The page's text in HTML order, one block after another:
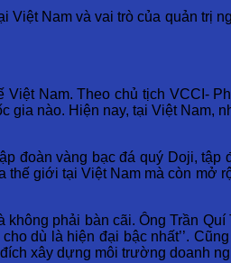
Nam và vai trò của quản trị
Nam. Theo chủ tịch VCCI-
gia nào. Hiện nay, tại Việt Nam,
đoàn vàng bạc đá quý Doji, tập
giới tại Việt Nam mà còn mở
phải bàn cãi. Ông Trần
dù là hiện đại bậc nhất’’.
xây dựng môi trường doanh